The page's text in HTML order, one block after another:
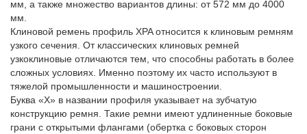
мм, а также множество вариантов длины: от 572 мм до 4000
мм.
Клиновой ремень профиль XPA относится к клиновым ремням
узкого сечения. От классических клиновых ремней
узкоклиновые отличаются тем, что способны работать в более
сложных условиях. Именно поэтому их часто используют в
тяжелой промышленности и машиностроении.
Буква «Х» в названии профиля указывает на зубчатую
конструкцию ремня. Такие ремни имеют удлиненные боковые
грани с открытыми флангами (обертка с боковых сторон